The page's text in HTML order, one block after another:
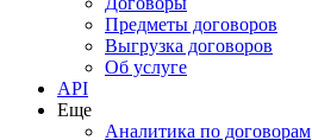
Предметы договоров
Выгрузка договоров
Об услуге
API
Еще
Аналитика по договорам